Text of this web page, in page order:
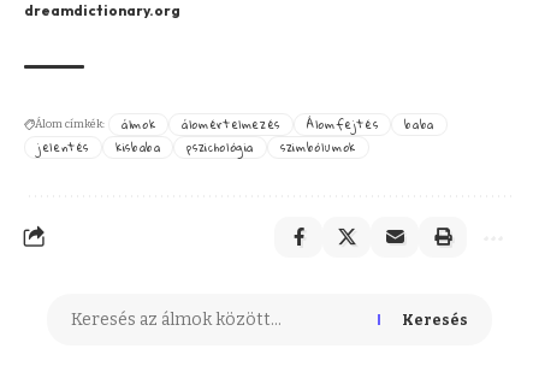
dreamdictionary.org
Álom címkék: álmok álomértelmezés Álomfejtés
baba
jelentés
kisbaba pszichológia szimbólumok
Keresés